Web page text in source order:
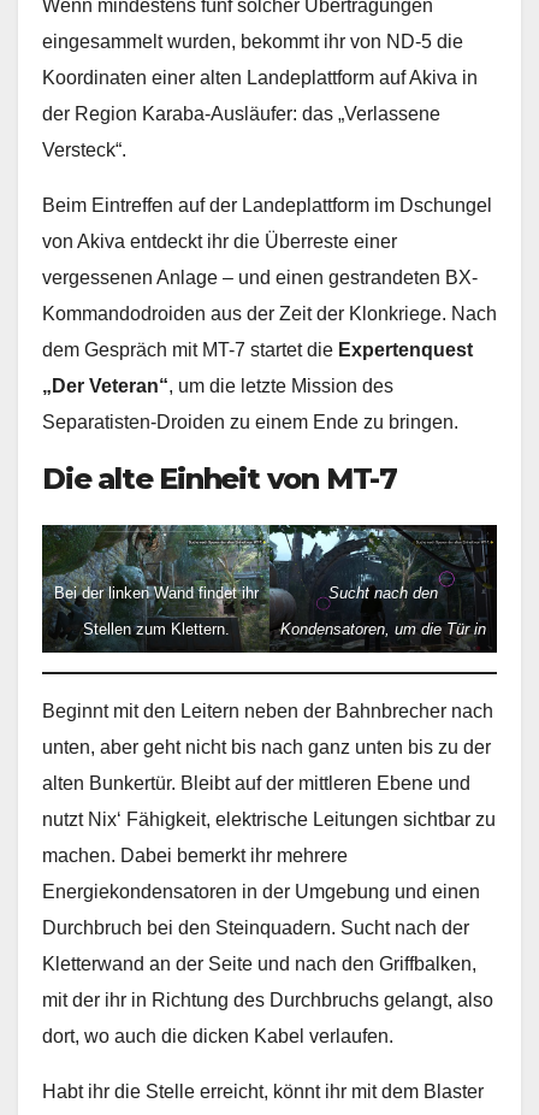
Wenn mindestens fünf solcher Übertragungen
eingesammelt wurden, bekommt ihr von ND-5 die
Koordinaten einer alten Landeplattform auf Akiva in
der Region Karaba-Ausläufer: das „Verlassene
Versteck“.
Beim Eintreffen auf der Landeplattform im Dschungel
von Akiva entdeckt ihr die Überreste einer
vergessenen Anlage – und einen gestrandeten BX-
Kommandodroiden aus der Zeit der Klonkriege. Nach
dem Gespräch mit MT-7 startet die Expertenquest
„Der Veteran“, um die letzte Mission des
Separatisten-Droiden zu einem Ende zu bringen.
Die alte Einheit von MT-7
Bei der linken Wand findet ihr
Stellen zum Klettern.
Sucht nach den
Kondensatoren, um die Tür in
versorgen.
Beginnt mit den Leitern neben der Bahnbrecher nach
unten, aber geht nicht bis nach ganz unten bis zu der
alten Bunkertür. Bleibt auf der mittleren Ebene und
nutzt Nix‘ Fähigkeit, elektrische Leitungen sichtbar zu
machen. Dabei bemerkt ihr mehrere
Energiekondensatoren in der Umgebung und einen
Durchbruch bei den Steinquadern. Sucht nach der
Kletterwand an der Seite und nach den Griffbalken,
mit der ihr in Richtung des Durchbruchs gelangt, also
dort, wo auch die dicken Kabel verlaufen.
Habt ihr die Stelle erreicht, könnt ihr mit dem Blaster